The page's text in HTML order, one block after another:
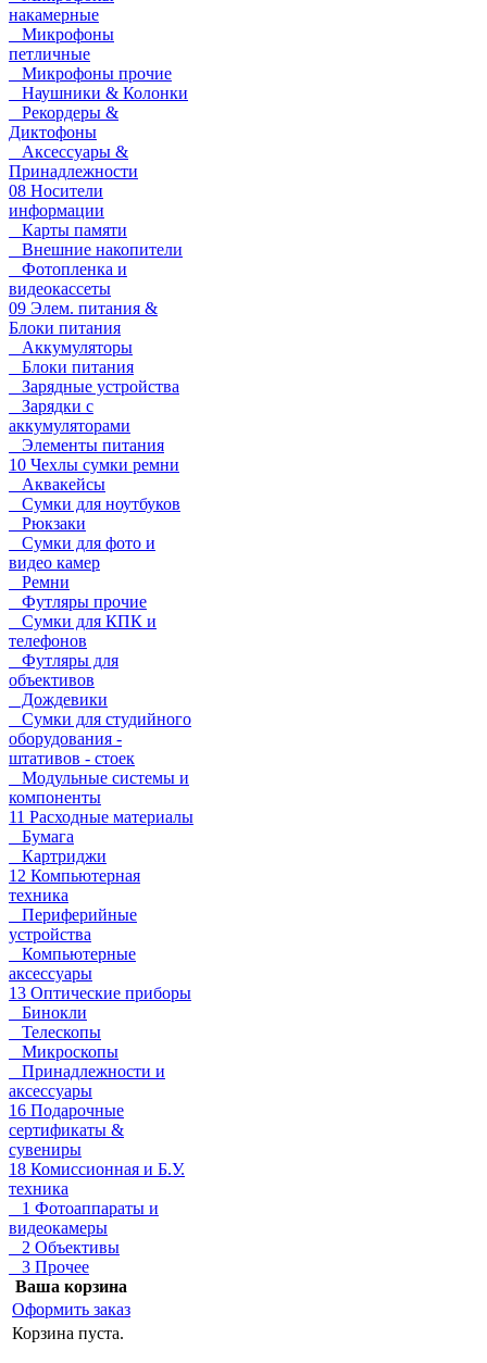
накамерные
Микрофоны
петличные
Микрофоны прочие
Наушники & Колонки
Рекордеры &
Диктофоны
Аксессуары &
Принадлежности
08 Носители
информации
Карты памяти
Внешние накопители
Фотопленка и
видеокассеты
09 Элем. питания &
Блоки питания
Аккумуляторы
Блоки питания
Зарядные устройства
Зарядки с
аккумуляторами
Элементы питания
10 Чехлы сумки ремни
Аквакейсы
Сумки для ноутбуков
Рюкзаки
Сумки для фото и
видео камер
Ремни
Футляры прочие
Сумки для КПК и
телефонов
Футляры для
объективов
Дождевики
Сумки для студийного
оборудования -
штативов - стоек
Модульные системы и
компоненты
11 Расходные материалы
Бумага
Картриджи
12 Компьютерная
техника
Периферийные
устройства
Компьютерные
аксессуары
13 Оптические приборы
Бинокли
Телескопы
Микроскопы
Принадлежности и
аксессуары
16 Подарочные
сертификаты &
сувениры
18 Комиссионная и Б.У.
техника
1 Фотоаппараты и
видеокамеры
2 Объективы
3 Прочее
Ваша корзина
Оформить заказ
Корзина пуста.